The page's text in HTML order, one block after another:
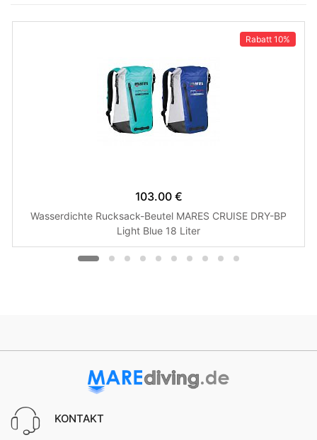
Rabatt 10%
103.00 €
Wasserdichte Rucksack-Beutel MARES CRUISE DRY-BP
Light Blue 18 Liter
KONTAKT